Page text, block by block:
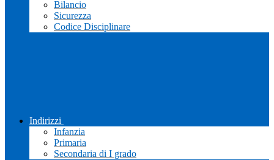
Bilancio
Sicurezza
Codice Disciplinare
Indirizzi
Infanzia
Primaria
Secondaria di I grado